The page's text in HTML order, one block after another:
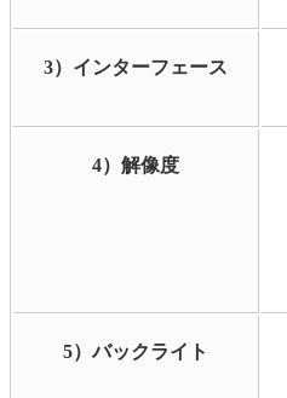
3）インターフェース
4）解像度
5）バックライト